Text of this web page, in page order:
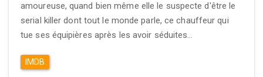
amoureuse, quand bien même elle le suspecte d'être le
serial killer dont tout le monde parle, ce chauffeur qui
tue ses équipières après les avoir séduites…
IMDB